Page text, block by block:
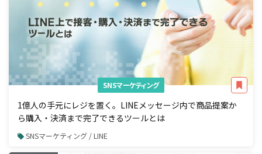
SNSマーケティング
1億人の手元にレジを置く。LINEメッセージ内で商品提案か
ら購入・決済まで完了できるツールとは
SNSマーケティング / LINE